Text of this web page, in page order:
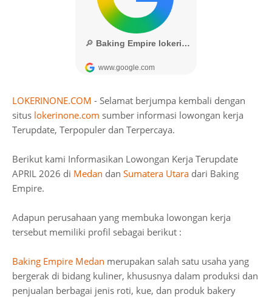
LOKERINONE.COM - Selamat berjumpa kembali dengan
situs lokerinone.com sumber informasi lowongan kerja
Terupdate, Terpopuler dan Terpercaya.
Berikut kami Informasikan Lowongan Kerja Terupdate
APRIL 2026 di Medan dan Sumatera Utara dari Baking
Empire.
Adapun perusahaan yang membuka lowongan kerja
tersebut memiliki profil sebagai berikut :
Baking Empire Medan merupakan salah satu usaha yang
bergerak di bidang kuliner, khususnya dalam produksi dan
penjualan berbagai jenis roti, kue, dan produk bakery